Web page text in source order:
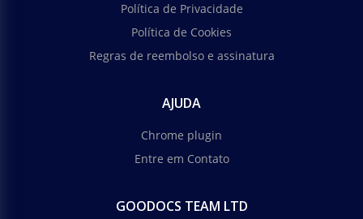
Política de Privacidade
Política de Cookies
Regras de reembolso e assinatura
AJUDA
Chrome plugin
Entre em Contato
GOODOCS TEAM LTD